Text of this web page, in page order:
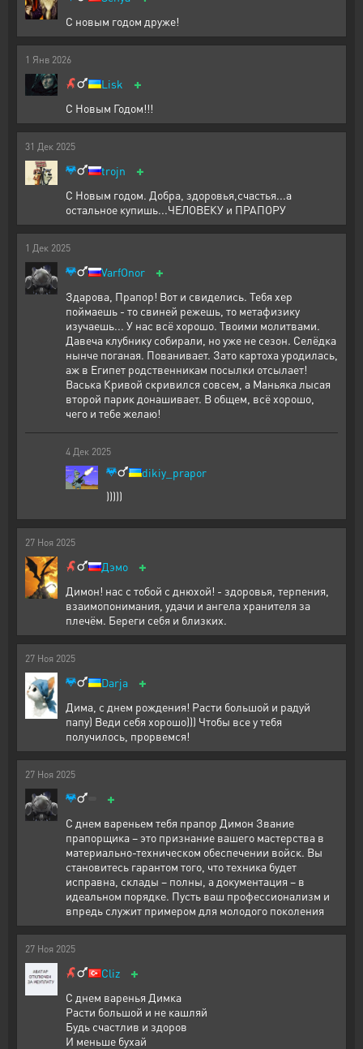
С новым годом друже!
1 Янв 2026
Lisk +
С Новым Годом!!!
31 Дек 2025
trojn +
С Новым годом. Добра, здоровья,счастья...а
остальное купишь...ЧЕЛОВЕКУ и ПРАПОРУ
1 Дек 2025
VarfOnor +
Здарова, Прапор! Вот и свиделись. Тебя хер
поймаешь - то свиней режешь, то метафизику
изучаешь... У нас всë хорошо. Твоими молитвами.
Давеча клубнику собирали, но уже не сезон. Селëдка
нынче поганая. Пованивает. Зато картоха уродилась,
аж в Египет родственникам посылки отсылает!
Васька Кривой скривился совсем, а Маньяка лысая
второй парик донашивает. В общем, всë хорошо,
чего и тебе желаю!
4 Дек 2025
dikiy_prapor
)))))
27 Ноя 2025
Дэмо +
Димон! нас с тобой с днюхой! - здоровья, терпения,
взаимопонимания, удачи и ангела хранителя за
плечём. Береги себя и близких.
27 Ноя 2025
Darja +
Дима, с днем рождения! Расти большой и радуй
папу) Веди себя хорошо))) Чтобы все у тебя
получилось, прорвемся!
27 Ноя 2025
+
С днем вареньем тебя прапор Димон Звание
прапорщика – это признание вашего мастерства в
материально-техническом обеспечении войск. Вы
становитесь гарантом того, что техника будет
исправна, склады – полны, а документация – в
идеальном порядке. Пусть ваш профессионализм и
впредь служит примером для молодого поколения
27 Ноя 2025
Cliz +
С днем варенья Димка
Расти большой и не кашляй
Будь счастлив и здоров
И меньше бухай